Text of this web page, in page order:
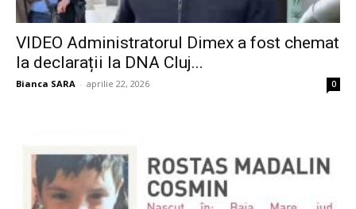
VIDEO Administratorul Dimex a fost chemat
la declarații la DNA Cluj...
Bianca SARA - aprilie 22, 2026 0